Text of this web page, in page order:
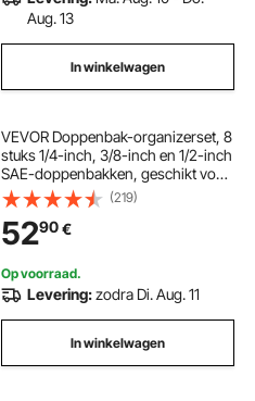
Aug. 13
In winkelwagen
VEVOR Doppenbak-organizerset, 8
stuks 1/4-inch, 3/8-inch en 1/2-inch
SAE-doppenbakken, geschikt voor
maximaal 199 standaard en diepe
doppen (doppen niet inbegrepen)
(219)
5290€
Op voorraad.
Levering:zodra Di. Aug. 11
In winkelwagen